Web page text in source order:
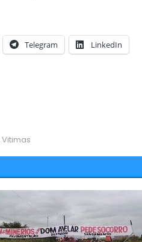
Telegram LinkedIn
Vitimas